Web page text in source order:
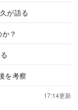
が語る
か？
を考察
17:14更新